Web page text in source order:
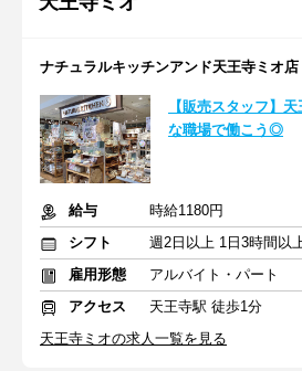
ナチュラルキッチンアンド天王寺ミオ店
【販売スタッフ】
な職場で働こう◎
給与
時給1180円
シフト
雇用形態
アルバイト・パート
アクセス
天王寺駅 徒歩1分
天王寺ミオの求人一覧を見る